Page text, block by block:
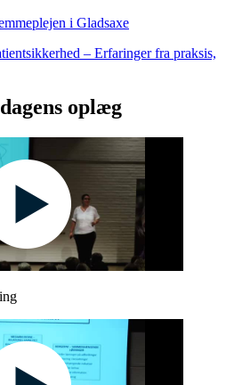
i Gladsaxe
– Erfaringer fra praksis,
oplæg